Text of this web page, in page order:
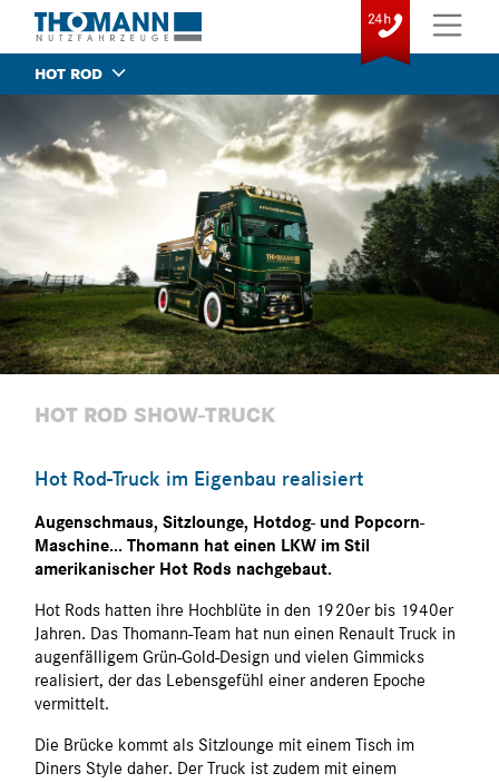
HOT ROD
HOT ROD SHOW-TRUCK
Hot Rod-Truck im Eigenbau realisiert
Augenschmaus, Sitzlounge, Hotdog- und Popcorn-
Maschine... Thomann hat einen LKW im Stil
amerikanischer Hot Rods nachgebaut.
Hot Rods hatten ihre Hochblüte in den 1920er bis 1940er
Jahren. Das Thomann-Team hat nun einen Renault Truck in
augenfälligem Grün-Gold-Design und vielen Gimmicks
realisiert, der das Lebensgefühl einer anderen Epoche
vermittelt.
Die Brücke kommt als Sitzlounge mit einem Tisch im
Diners Style daher. Der Truck ist zudem mit einem